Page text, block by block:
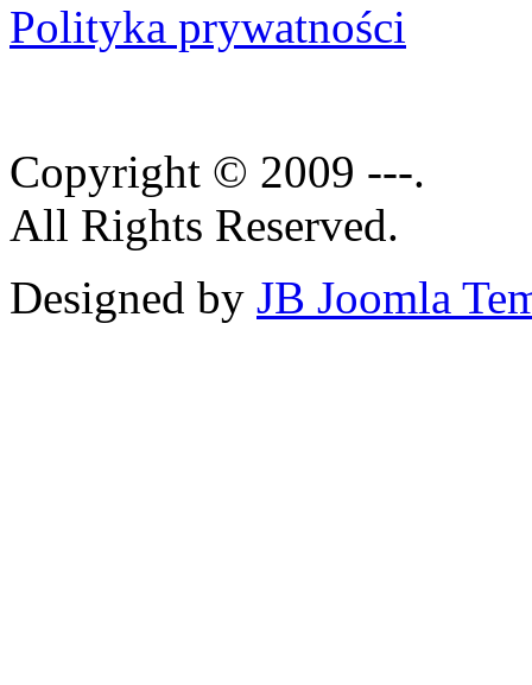
Polityka prywatności
Copyright © 2009 ---.
All Rights Reserved.
Designed by JB Joomla